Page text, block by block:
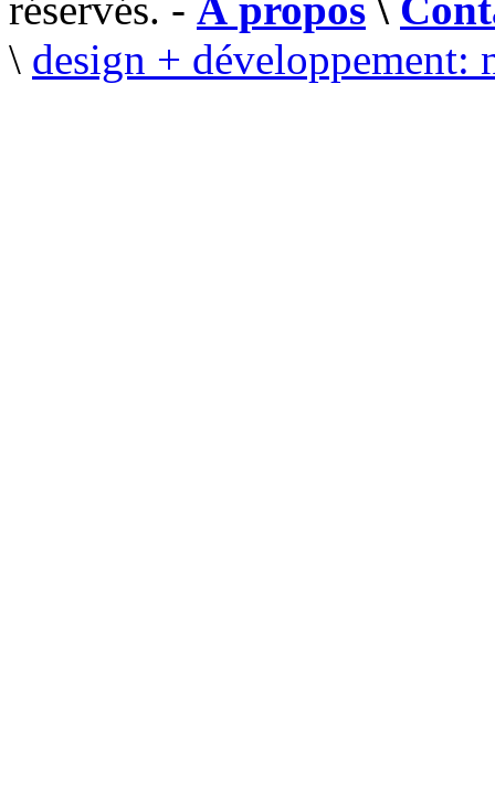
réservés. - À propos \
\ design + développement: